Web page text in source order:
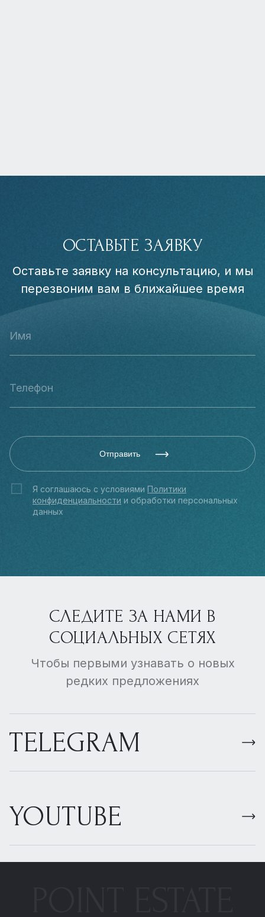
ОСТАВЬТЕ ЗАЯВКУ
Оставьте заявку на консультацию, и мы
перезвоним вам в ближайшее время
Отправить
Я соглашаюсь с условиями Политики
конфиденциальности и обработки персональных
данных
СЛЕДИТЕ ЗА НАМИ В
СОЦИАЛЬНЫХ СЕТЯХ
Чтобы первыми узнавать о новых
редких предложениях
TELEGRAM
YOUTUBE